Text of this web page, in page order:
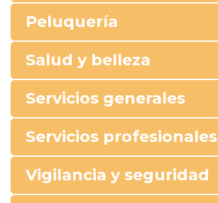
Peluquería
Salud y belleza
Servicios generales
Servicios profesionales
Vigilancia y seguridad